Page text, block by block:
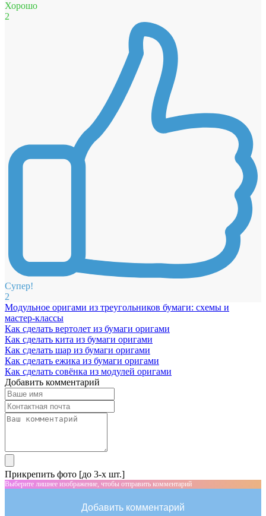
Хорошо
2
Супер!
2
Модульное оригами из треугольников бумаги: схемы и
мастер-классы
Как сделать вертолет из бумаги оригами
Как сделать кита из бумаги оригами
Как сделать шар из бумаги оригами
Как сделать ежика из бумаги оригами
Как сделать совёнка из модулей оригами
Добавить комментарий
Прикрепить фото [до 3-х шт.]
Выберите лишнее изображение, чтобы отправить комментарий
Добавить комментарий